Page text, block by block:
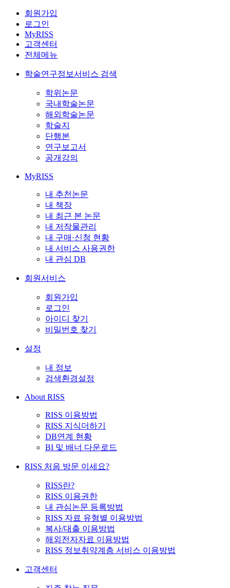
회원가입
로그인
MyRISS
고객센터
전체메뉴
학술연구정보서비스 검색
학위논문
국내학술논문
해외학술논문
학술지
단행본
연구보고서
공개강의
MyRISS
내 추천논문
내 책장
내 최근 본 논문
내 저작물관리
내 구매·신청 현황
내 서비스 사용권한
내 관심 DB
회원서비스
회원가입
로그인
아이디 찾기
비밀번호 찾기
설정
내 정보
검색환경설정
About RISS
RISS 이용방법
RISS 지식더하기
DB연계 현황
BI 및 배너 다운로드
RISS 처음 방문 이세요?
RISS란?
RISS 이용권한
내 관심논문 등록방법
RISS 자료 유형별 이용방법
복사/대출 이용방법
해외전자자료 이용방법
RISS 정보취약계층 서비스 이용방법
고객센터